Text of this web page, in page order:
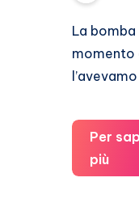
La
momento
Per
più